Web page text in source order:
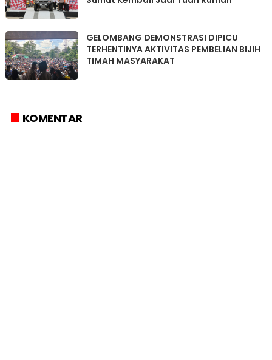
GELOMBANG DEMONSTRASI DIPICU
TERHENTINYA AKTIVITAS PEMBELIAN BIJIH
TIMAH MASYARAKAT
KOMENTAR